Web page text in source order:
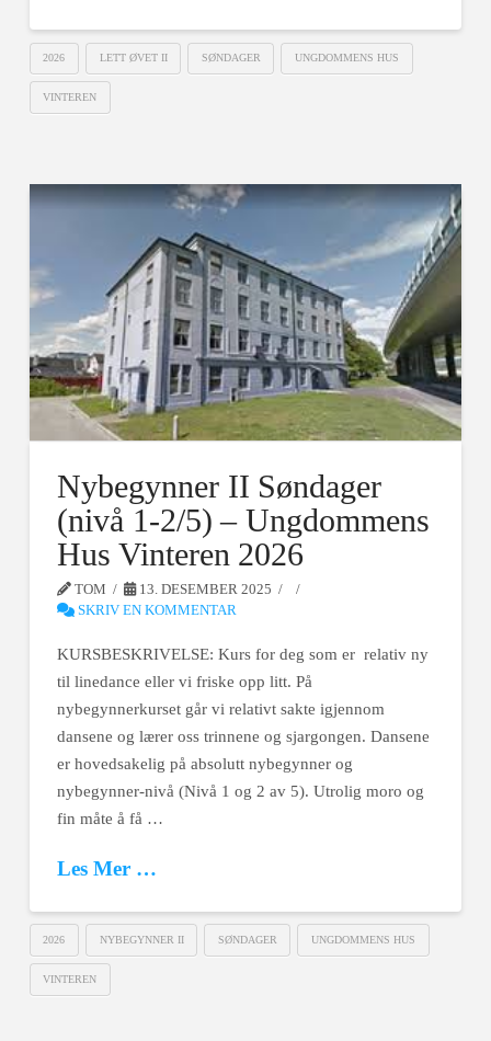
2026 LETT ØVET II SØNDAGER UNGDOMMENS HUS
VINTEREN
Nybegynner II Søndager
(nivå 1-2/5) – Ungdommens
Hus Vinteren 2026
TOM
13. DESEMBER 2025
SKRIV EN KOMMENTAR
KURSBESKRIVELSE: Kurs for deg som er relativ ny
til linedance eller vi friske opp litt. På
nybegynnerkurset går vi relativt sakte igjennom
dansene og lærer oss trinnene og sjargongen. Dansene
er hovedsakelig på absolutt nybegynner og
nybegynner-nivå (Nivå 1 og 2 av 5). Utrolig moro og
fin måte å få …
Les Mer …
2026 NYBEGYNNER II SØNDAGER UNGDOMMENS HUS
VINTEREN